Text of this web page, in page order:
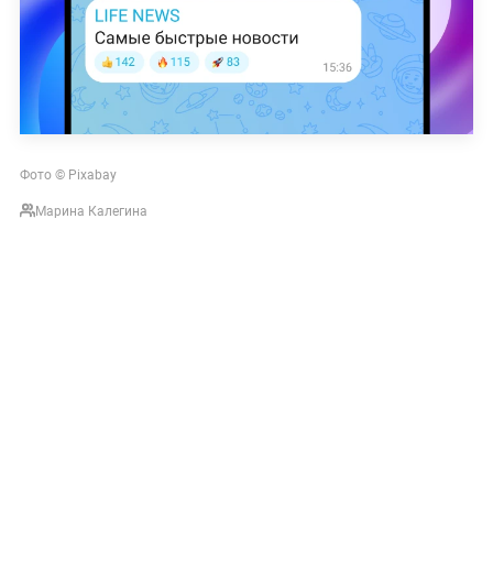
Фото © Pixabay
Марина Калегина